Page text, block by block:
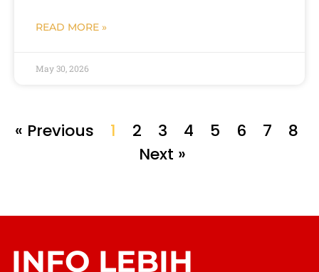
READ MORE »
May 30, 2026
« Previous 1 2 3 4 5 6 7
8
Next »
INFO LEBIH